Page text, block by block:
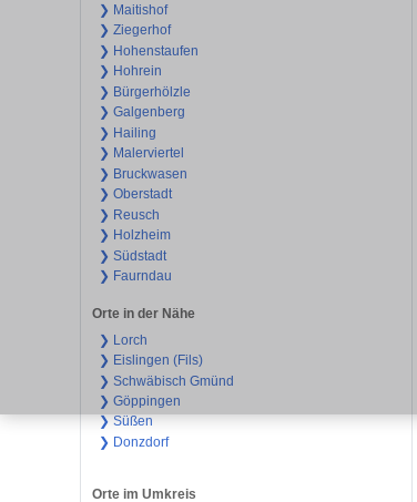
❯ Maitishof
❯ Ziegerhof
❯ Hohenstaufen
❯ Hohrein
❯ Bürgerhölzle
❯ Galgenberg
❯ Hailing
❯ Malerviertel
❯ Bruckwasen
❯ Oberstadt
❯ Reusch
❯ Holzheim
❯ Südstadt
❯ Faurndau
Orte in der Nähe
❯ Lorch
❯ Eislingen (Fils)
❯ Schwäbisch Gmünd
❯ Göppingen
❯ Süßen
❯ Donzdorf
Orte im Umkreis